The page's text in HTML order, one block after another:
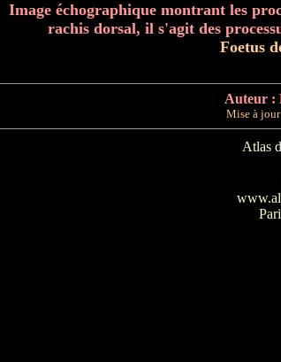
Image échographique montrant les
rachis dorsal, il s'agit des
Foetus
Auteur :
Mise à
Atlas